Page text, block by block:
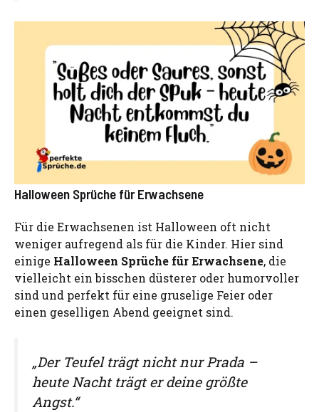
Halloween Sprüche für Erwachsene
Für die Erwachsenen ist Halloween oft nicht
weniger aufregend als für die Kinder. Hier sind
einige Halloween Sprüche für Erwachsene, die
vielleicht ein bisschen düsterer oder humorvoller
sind und perfekt für eine gruselige Feier oder
einen geselligen Abend geeignet sind.
„Der Teufel trägt nicht nur Prada –
heute Nacht trägt er deine größte
Angst.“